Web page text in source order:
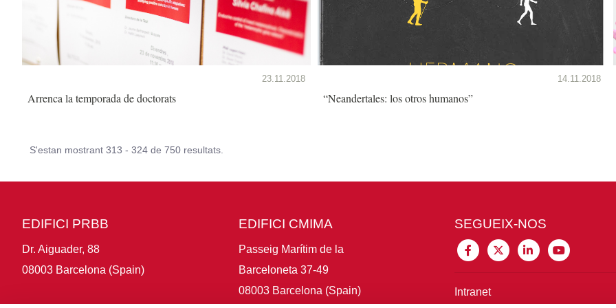
23.11.2018
Arrenca la temporada de doctorats
14.11.2018
“Neandertales: los otros humanos”
S'estan mostrant 313 - 324 de 750 resultats.
EDIFICI PRBB
Dr. Aiguader, 88
08003 Barcelona (Spain)
EDIFICI CMIMA
Passeig Marítim de la
Barceloneta 37-49
08003 Barcelona (Spain)
SEGUEIX-NOS
Intranet